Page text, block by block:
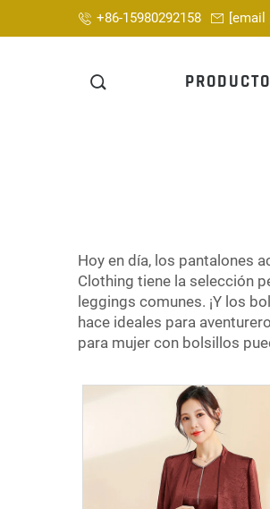
+86-15980292158 [email
Hoy en día, los pantalones
Clothing tiene la selección
leggings comunes. ¡Y los
hace ideales para
para mujer con bolsillos